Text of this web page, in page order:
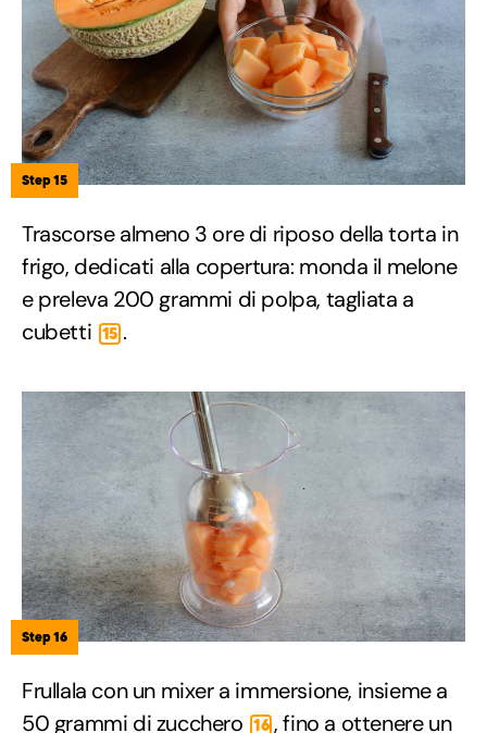
Step 15
Trascorse almeno 3 ore di riposo della torta in
frigo, dedicati alla copertura: monda il melone
e preleva 200 grammi di polpa, tagliata a
cubetti 15 .
Step 16
Frullala con un mixer a immersione, insieme a
50 grammi di zucchero 16 , fino a ottenere un